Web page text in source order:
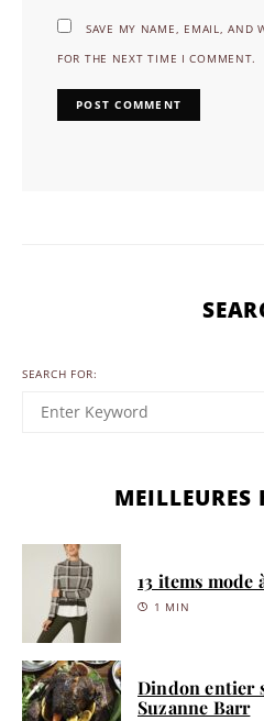
SAVE MY NAME, EMAIL, AND
FOR THE NEXT TIME I COMMENT.
SEARCH FOR:
MEILLEURES
13 items mode
1 MIN
Dindon entier
Suzanne Barr